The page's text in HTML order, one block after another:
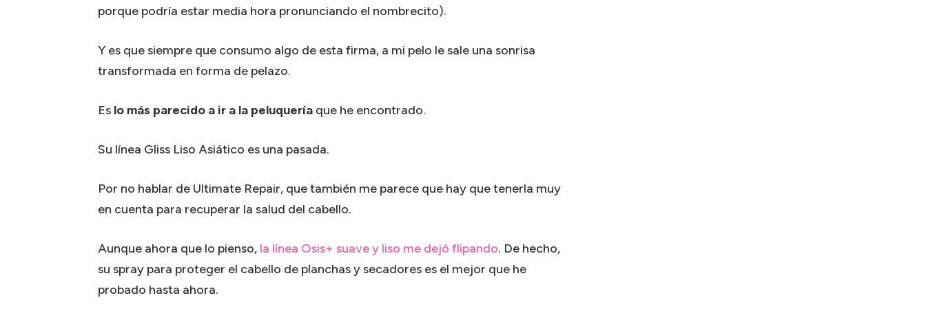
porque podría estar media hora pronunciando el nombrecito).
Y es que siempre que consumo algo de esta firma, a mi pelo le sale una sonrisa
transformada en forma de pelazo.
Es lo más parecido a ir a la peluquería que he encontrado.
Su línea Gliss Liso Asiático es una pasada.
Por no hablar de Ultimate Repair, que también me parece que hay que tenerla muy
en cuenta para recuperar la salud del cabello.
Aunque ahora que lo pienso, la línea Osis+ suave y liso me dejó flipando. De hecho,
su spray para proteger el cabello de planchas y secadores es el mejor que he
probado hasta ahora.